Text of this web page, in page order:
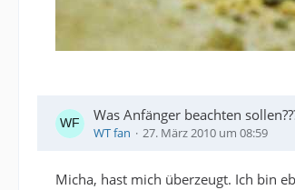
Was Anfänger beachten
WT fan 27. März 2010 um 08:59
Micha, hast mich überzeugt. Ich bin